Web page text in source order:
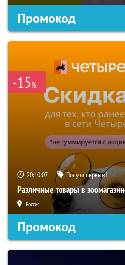
Промокод
-15%
20:10:06 Получи первым!
Различные товары в
Россия
Промокод